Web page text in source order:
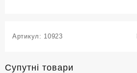
Артикул: 10923
Супутні товари